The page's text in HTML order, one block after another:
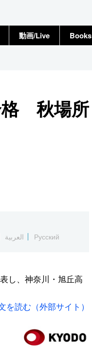
動画/Live Books
格 秋場所
العربية Русский
し、神奈川・旭丘高
を読む（外部サイト）